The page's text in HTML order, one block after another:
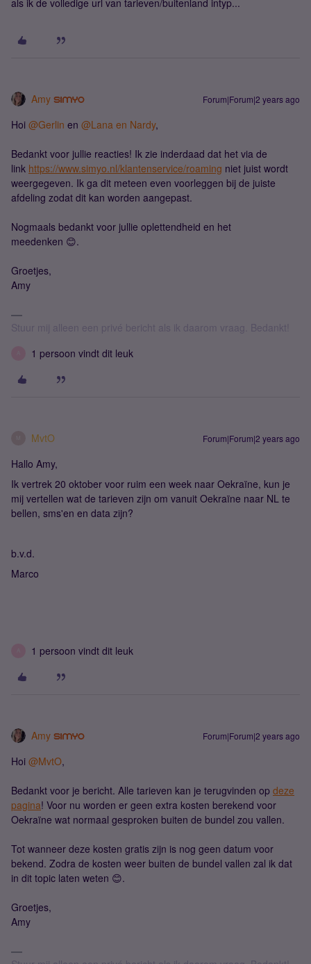
Amy Forum|Forum|2 years ago
Hoi @Gerlin en @Lana en Nardy,
Bedankt voor jullie reacties! Ik zie inderdaad dat het via de
link https://www.simyo.nl/klantenservice/roaming niet juist wordt
weergegeven. Ik ga dit meteen even voorleggen bij de juiste
afdeling zodat dit kan worden aangepast.
Nogmaals bedankt voor jullie oplettendheid en het
meedenken 😊.
Groetjes,
Amy
Stuur mij alleen een privé bericht als ik daarom vraag. Bedankt!
1 persoon vindt dit leuk
MvtO Forum|Forum|2 years ago
Hallo Amy,
Ik vertrek 20 oktober voor ruim een week naar Oekraïne, kun je
mij vertellen wat de tarieven zijn om vanuit Oekraïne naar NL te
bellen, sms'en en data zijn?
b.v.d.
Marco
1 persoon vindt dit leuk
Amy Forum|Forum|2 years ago
Hoi @MvtO,
Bedankt voor je bericht. Alle tarieven kan je terugvinden op deze
pagina! Voor nu worden er geen extra kosten berekend voor
Oekraïne wat normaal gesproken buiten de bundel zou vallen.
Tot wanneer deze kosten gratis zijn is nog geen datum voor
bekend. Zodra de kosten weer buiten de bundel vallen zal ik dat
in dit topic laten weten 😊.
Groetjes,
Amy